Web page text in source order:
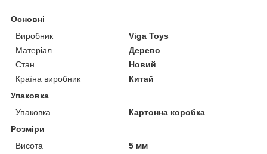
Основні
Виробник
Viga Toys
Матеріал
Дерево
Стан
Новий
Країна виробник
Китай
Упаковка
Упаковка
Картонна коробка
Розміри
Висота
5 мм